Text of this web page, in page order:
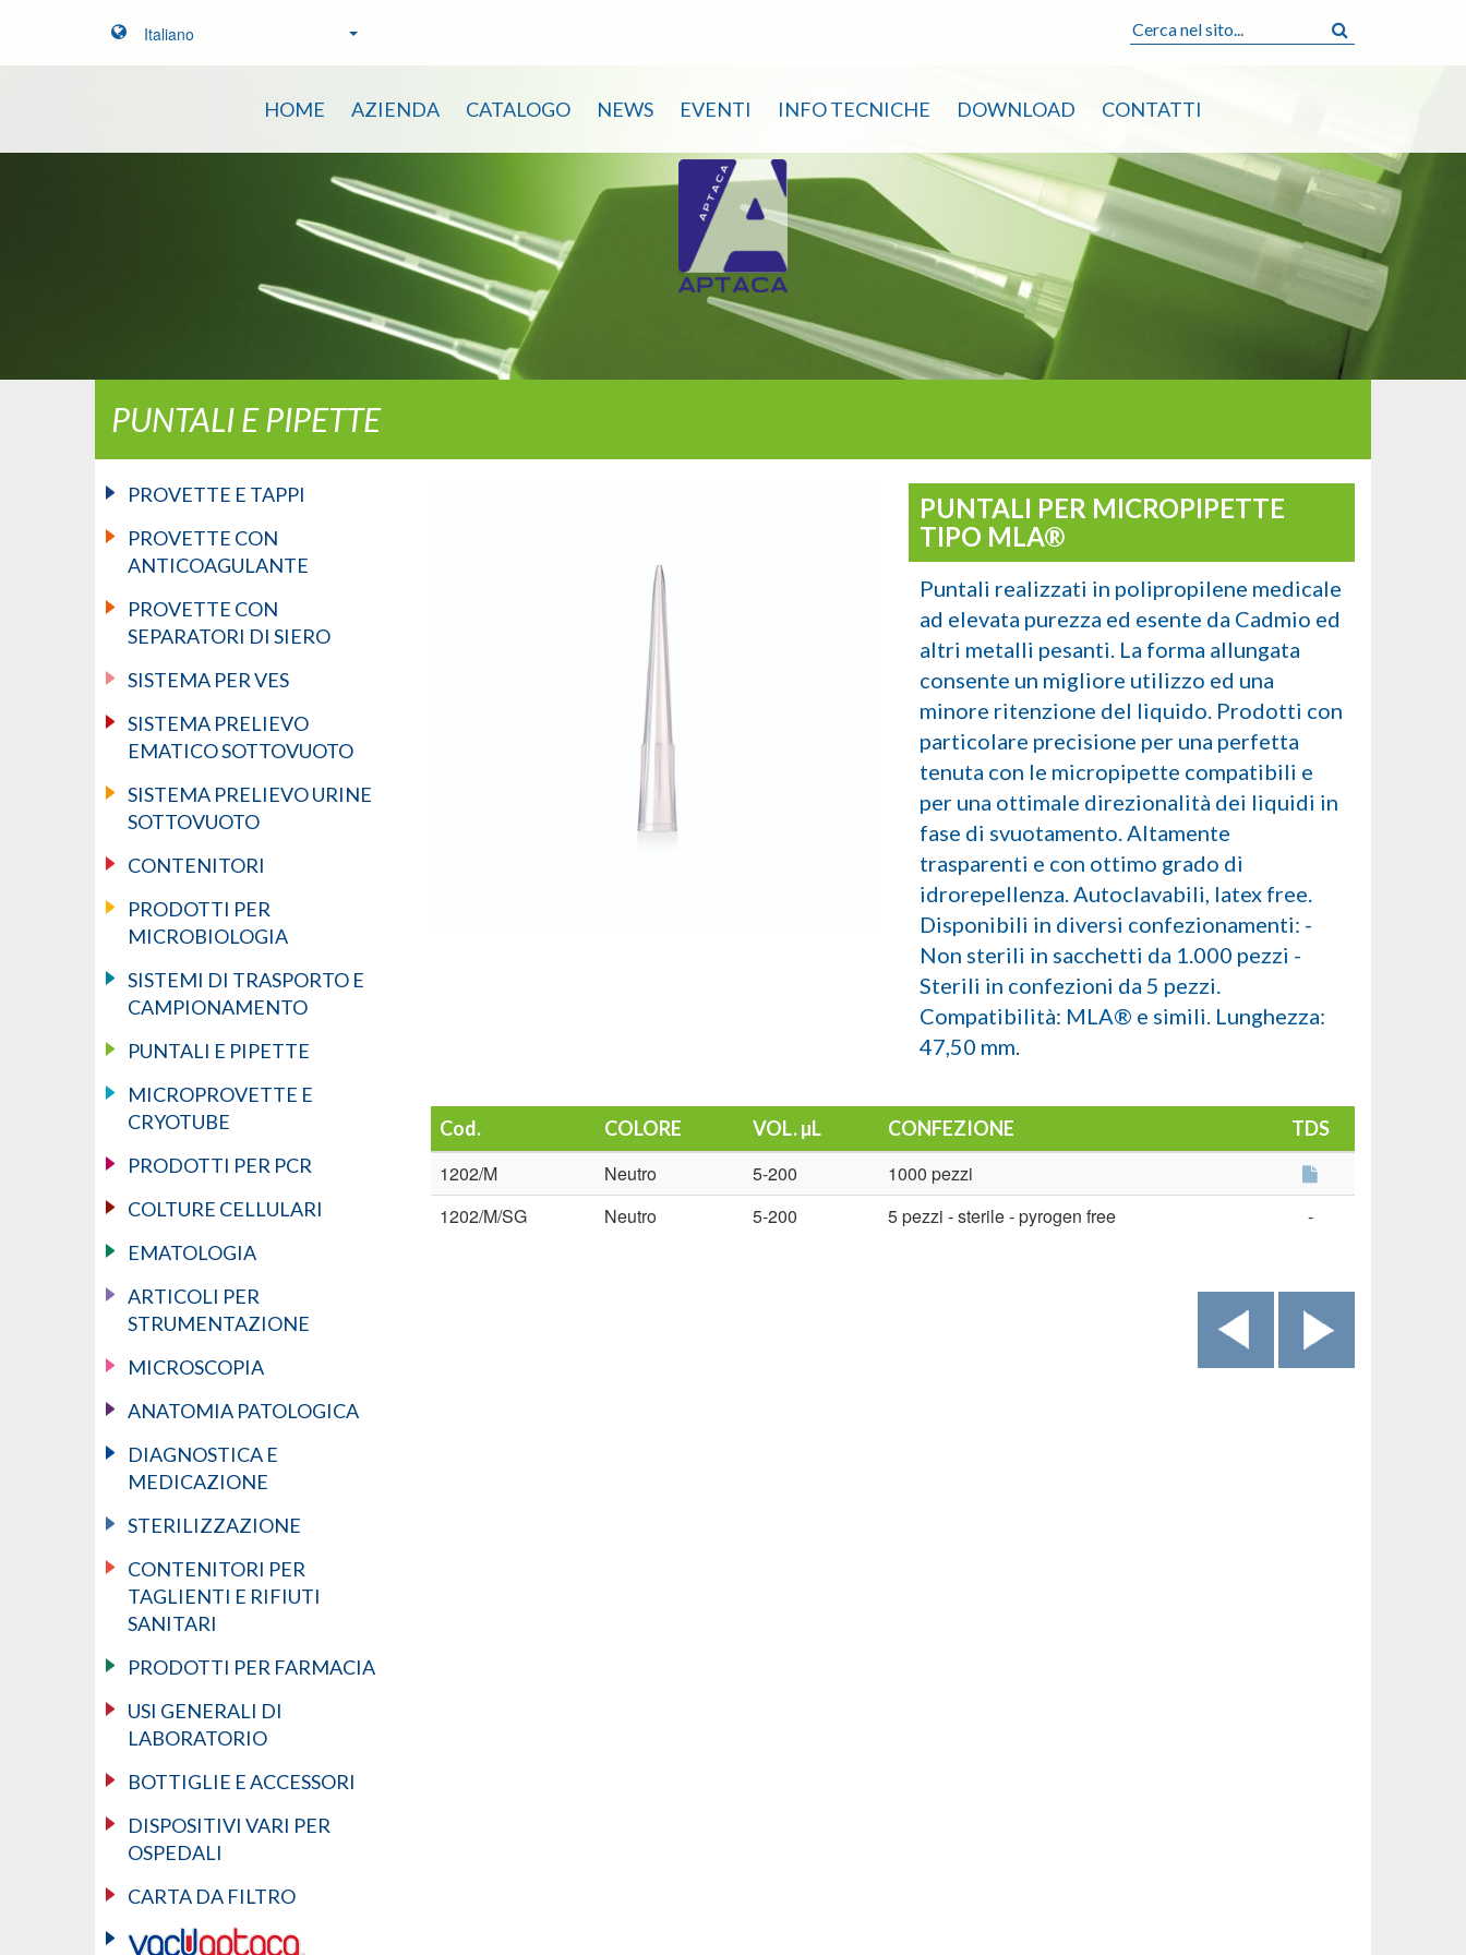
Italiano
HOME AZIENDA CATALOGO NEWS EVENTI INFO TECNICHE DOWNLOAD CONTATTI
PUNTALI E PIPETTE
PROVETTE E TAPPI
PROVETTE CON
ANTICOAGULANTE
PROVETTE CON
SEPARATORI DI SIERO
SISTEMA PER VES
SISTEMA PRELIEVO
EMATICO SOTTOVUOTO
SISTEMA PRELIEVO URINE
SOTTOVUOTO
CONTENITORI
PRODOTTI PER
MICROBIOLOGIA
SISTEMI DI TRASPORTO E
CAMPIONAMENTO
PUNTALI E PIPETTE
MICROPROVETTE E
CRYOTUBE
PRODOTTI PER PCR
COLTURE CELLULARI
EMATOLOGIA
ARTICOLI PER
STRUMENTAZIONE
MICROSCOPIA
ANATOMIA PATOLOGICA
DIAGNOSTICA E
MEDICAZIONE
STERILIZZAZIONE
CONTENITORI PER
TAGLIENTI E RIFIUTI
SANITARI
PRODOTTI PER FARMACIA
USI GENERALI DI
LABORATORIO
BOTTIGLIE E ACCESSORI
DISPOSITIVI VARI PER
OSPEDALI
CARTA DA FILTRO
PUNTALI PER MICROPIPETTE
TIPO MLA®
Puntali realizzati in polipropilene medicale
ad elevata purezza ed esente da Cadmio ed
altri metalli pesanti. La forma allungata
consente un migliore utilizzo ed una
minore ritenzione del liquido. Prodotti con
particolare precisione per una perfetta
tenuta con le micropipette compatibili e
per una ottimale direzionalità dei liquidi in
fase di svuotamento. Altamente
trasparenti e con ottimo grado di
idrorepellenza. Autoclavabili, latex free.
Disponibili in diversi confezionamenti: -
Non sterili in sacchetti da 1.000 pezzi -
Sterili in confezioni da 5 pezzi.
Compatibilità: MLA® e simili. Lunghezza:
47,50 mm.
Cod. COLORE VOL. µL CONFEZIONE TDS
1202/M Neutro 5-200
1000 pezzi
1202/M/SG
Neutro 5-200 5 pezzi - sterile - pyrogen free -